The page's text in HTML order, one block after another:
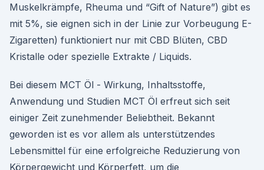
Muskelkrämpfe, Rheuma und “Gift of Nature”) gibt es
mit 5%, sie eignen sich in der Linie zur Vorbeugung E-
Zigaretten) funktioniert nur mit CBD Blüten, CBD
Kristalle oder spezielle Extrakte / Liquids.
Bei diesem MCT Öl - Wirkung, Inhaltsstoffe,
Anwendung und Studien MCT Öl erfreut sich seit
einiger Zeit zunehmender Beliebtheit. Bekannt
geworden ist es vor allem als unterstützendes
Lebensmittel für eine erfolgreiche Reduzierung von
Körpergewicht und Körperfett, um die